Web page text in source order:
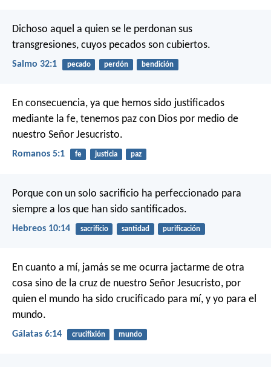
Dichoso aquel a quien se le perdonan sus
transgresiones, cuyos pecados son cubiertos.
Salmo 32:1 pecado perdón bendición
En consecuencia, ya que hemos sido justificados
mediante la fe, tenemos paz con Dios por medio de
nuestro Señor Jesucristo.
Romanos 5:1 fe justicia paz
Porque con un solo sacrificio ha perfeccionado para
siempre a los que han sido santificados.
Hebreos 10:14 sacrificio santidad purificación
En cuanto a mí, jamás se me ocurra jactarme de otra
cosa sino de la cruz de nuestro Señor Jesucristo, por
quien el mundo ha sido crucificado para mí, y yo para el
mundo.
Gálatas 6:14 crucifixión mundo